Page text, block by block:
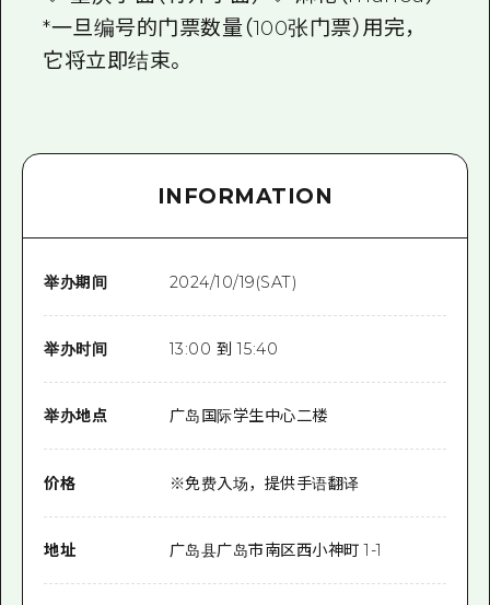
*一旦编号的门票数量（100张门票）用完，
它将立即结束。
INFORMATION
举办期间 2024/10/19(SAT)
举办时间 13:00 到 15:40
举办地点 广岛国际学生中心二楼
价格 ※免费入场，提供手语翻译
地址 广岛县广岛市南区西小神町 1-1